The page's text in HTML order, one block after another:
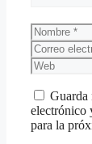
Nombre
Correo
electrónico
Web
Guarda
electrónico
para la